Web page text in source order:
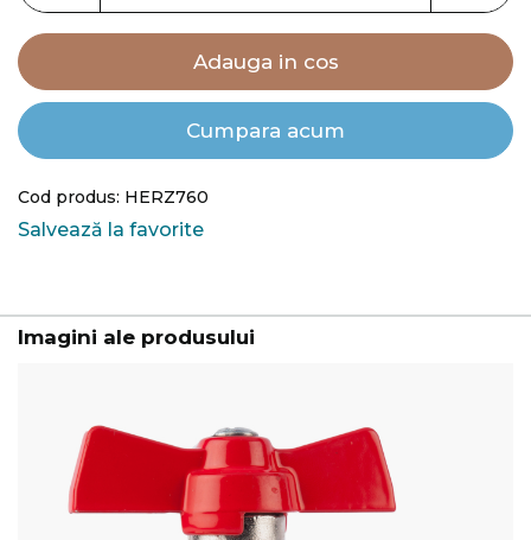
Adauga in cos
Cumpara acum
Cod produs: HERZ760
Salvează la favorite
Imagini ale produsului